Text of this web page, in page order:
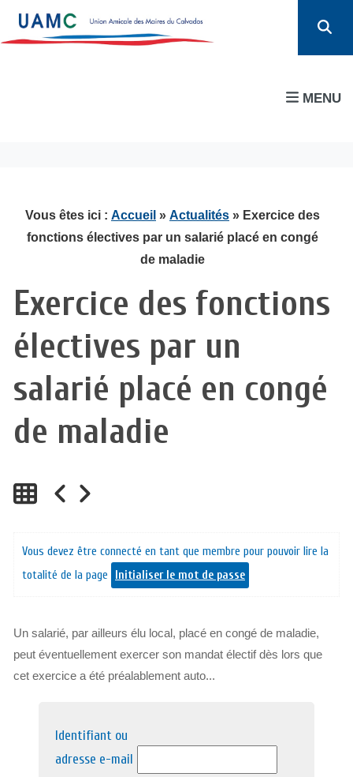
MENU
Vous êtes ici : Accueil » Actualités » Exercice des
fonctions électives par un salarié placé en congé
de maladie
Exercice des fonctions
électives par un
salarié placé en congé
de maladie
Vous devez être connecté en tant que membre pour pouvoir lire la
totalité de la page
Initialiser le mot de passe
Un salarié, par ailleurs élu local, placé en congé de maladie,
peut éventuellement exercer son mandat électif dès lors que
cet exercice a été préalablement auto...
Identifiant ou
adresse e-mail